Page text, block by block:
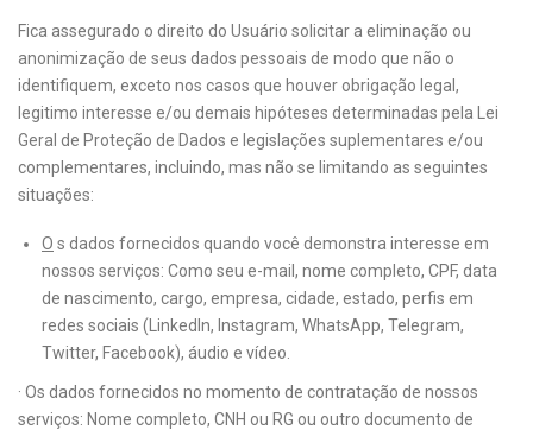
Fica assegurado o direito do Usuário solicitar a eliminação ou
anonimização de seus dados pessoais de modo que não o
identifiquem, exceto nos casos que houver obrigação legal,
legitimo interesse e/ou demais hipóteses determinadas pela Lei
Geral de Proteção de Dados e legislações suplementares e/ou
complementares, incluindo, mas não se limitando as seguintes
situações:
O s dados fornecidos quando você demonstra interesse em
nossos serviços: Como seu e-mail, nome completo, CPF, data
de nascimento, cargo, empresa, cidade, estado, perfis em
redes sociais (LinkedIn, Instagram, WhatsApp, Telegram,
Twitter, Facebook), áudio e vídeo.
· Os dados fornecidos no momento de contratação de nossos
serviços: Nome completo, CNH ou RG ou outro documento de